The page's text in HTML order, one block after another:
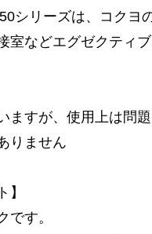
シリーズは、コクヨ
室などエグゼクティ
ますが、使用上は問題
りません
】
です。